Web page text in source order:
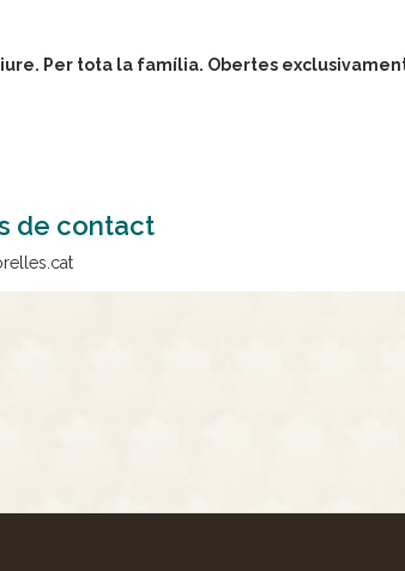
Per tota la família. Obertes
de contact